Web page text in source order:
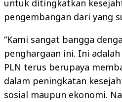
untuk ditingkatkan
pengembangan dari yang
“Kami sangat bangga
penghargaan ini. Ini
PLN terus berupaya
dalam peningkatan
sosial maupun ekonomi.